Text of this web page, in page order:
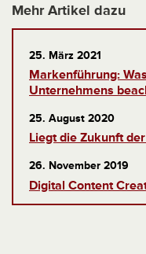
Mehr Artikel dazu
25. März 2021
Markenführung:
Unternehmens
25. August 2020
Liegt die Zukunft
26. November 2019
Digital Content